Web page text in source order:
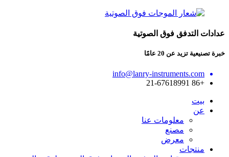
عدادات التدفق فوق الصوتية
خبرة تصنيعية تزيد عن 20 عامًا
info@lanry-instruments.com
+86 21-67618991
بيت
عن
معلومات عنا
مصنع
معرض
منتجات